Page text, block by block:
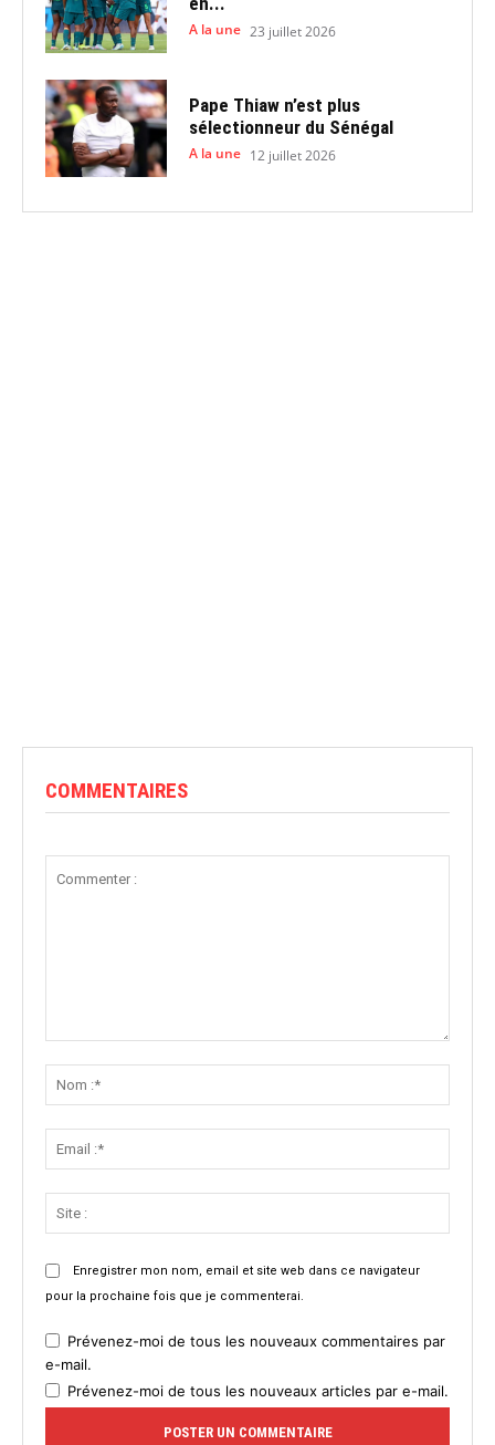
A la une 23 juillet 2026
Pape Thiaw n’est plus
sélectionneur du Sénégal
A la une 12 juillet 2026
COMMENTAIRES
Enregistrer mon nom, email et site web dans ce navigateur
pour la prochaine fois que je commenterai.
Prévenez-moi de tous les nouveaux commentaires par
e-mail.
Prévenez-moi de tous les nouveaux articles par e-mail.